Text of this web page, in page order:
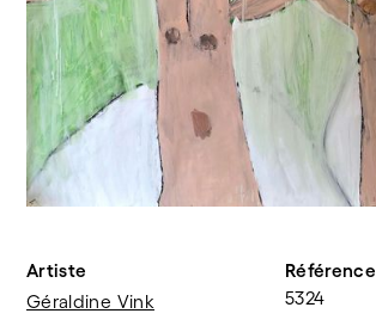
Artiste
Géraldine Vink
Référence
5324